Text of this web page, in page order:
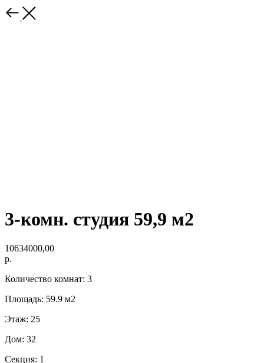
3-комн. студия 59,9 м2
10634000,00
р.
Количество комнат: 3
Площадь: 59.9 м2
Этаж: 25
Дом: 32
Секция: 1